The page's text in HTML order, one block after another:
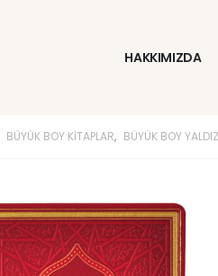
HAKKIMIZDA
BÜYÜK BOY KITAPLAR, BÜYÜK BOY